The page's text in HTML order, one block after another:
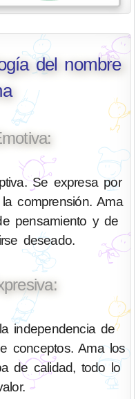
del nombre
Se expresa por
comprensión. Ama
pensamiento y de
deseado.
independencia de
conceptos. Ama los
de calidad, todo lo